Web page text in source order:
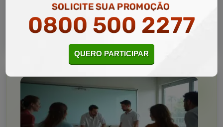
MATRICULAR AGORA
SOLICITE SUA PROMOÇÃO
0800 500 2277
QUERO PARTICIPAR